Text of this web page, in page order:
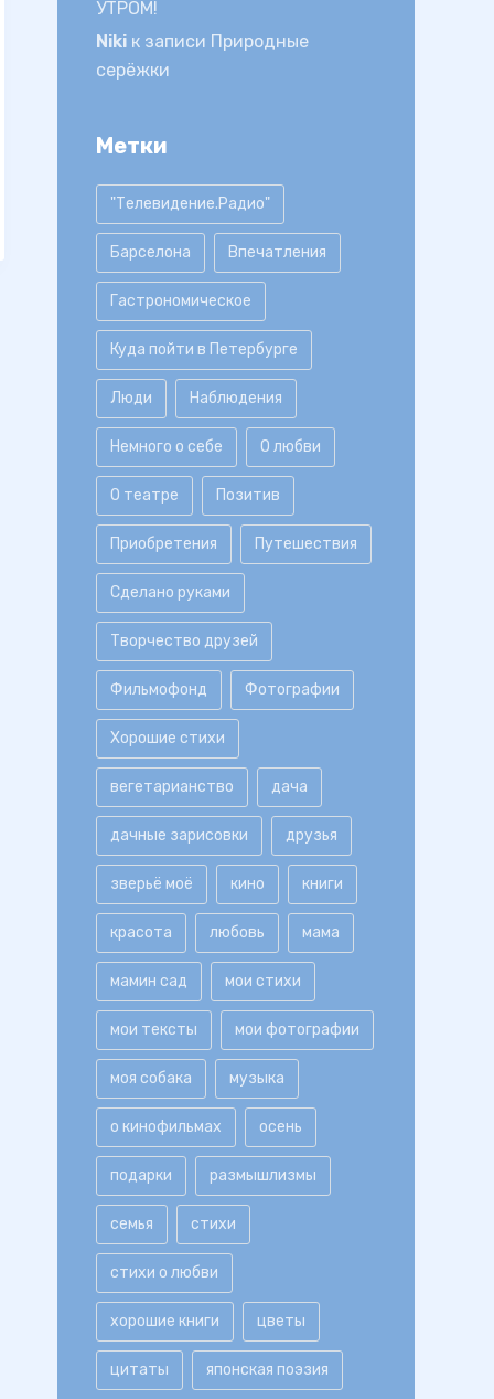
УТРОМ!
Niki к записи Природные
серёжки
Метки
"Телевидение.Радио"
Барселона Впечатления
Гастрономическое
Куда пойти в Петербурге
Люди Наблюдения
Немного о себе О любви
О театре Позитив
Приобретения Путешествия
Сделано руками
Творчество друзей
Фильмофонд Фотографии
Хорошие стихи
вегетарианство дача
дачные зарисовки друзья
зверьё моё кино книги
красота любовь мама
мамин сад мои стихи
мои тексты мои фотографии
моя собака музыка
о кинофильмах осень
подарки размышлизмы
семья стихи
стихи о любви
хорошие книги цветы
цитаты японская поэзия